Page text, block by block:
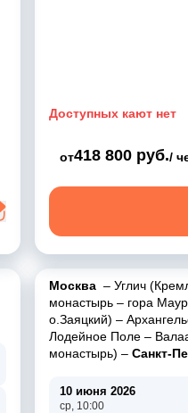
Доступных кают нет
от418 800 руб./
Москва – Углич
монастырь – гора
о.Заяцкий) –
Лодейное Поле –
монастырь) – Санкт-
10 июня 2026
ср, 10:00